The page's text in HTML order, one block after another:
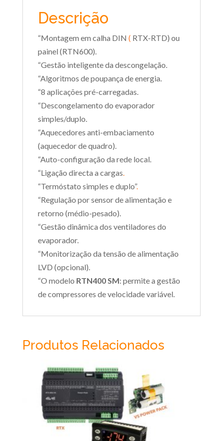
Descrição
“Montagem em calha DIN ( RTX-RTD) ou
painel (RTN600).
“Gestão inteligente da descongelação.
“Algoritmos de poupança de energia.
“8 aplicações pré-carregadas.
“Descongelamento do evaporador
simples/duplo.
“Aquecedores anti-embaciamento
(aquecedor de quadro).
“Auto-configuração da rede local.
“Ligação directa a cargas.
“Termóstato simples e duplo”.
“Regulação por sensor de alimentação e
retorno (médio-pesado).
“Gestão dinâmica dos ventiladores do
evaporador.
“Monitorização da tensão de alimentação
LVD (opcional).
“O modelo RTN400 SM: permite a gestão
de compressores de velocidade variável.
Produtos Relacionados